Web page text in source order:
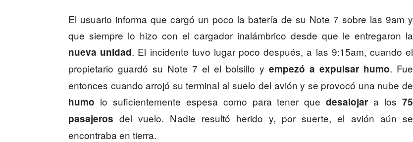
El usuario informa que cargó un poco la batería de su Note 7 sobre las 9am y
que siempre lo hizo con el cargador inalámbrico desde que le entregaron la
nueva unidad. El incidente tuvo lugar poco después, a las 9:15am, cuando el
propietario guardó su Note 7 el el bolsillo y empezó a expulsar humo. Fue
entonces cuando arrojó su terminal al suelo del avión y se provocó una nube de
humo lo suficientemente espesa como para tener quedesalojar a los75
pasajeros del vuelo. Nadie resultó herido y, por suerte, el avión aún se
encontraba en tierra.